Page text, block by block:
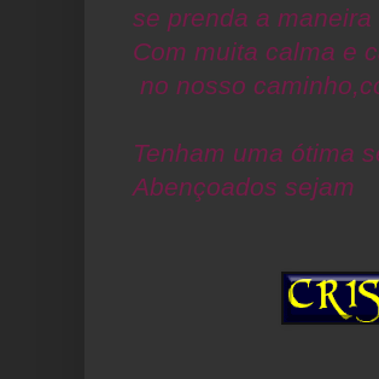
se prenda a
Com muita calma e
no nosso
Tenham uma ótima
Abençoados sejam